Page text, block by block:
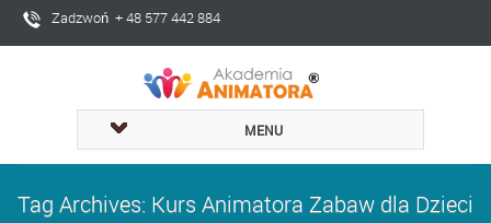
Zadzwoń + 48 577 442 884
MENU
Tag Archives: Kurs Animatora Zabaw dla Dzieci